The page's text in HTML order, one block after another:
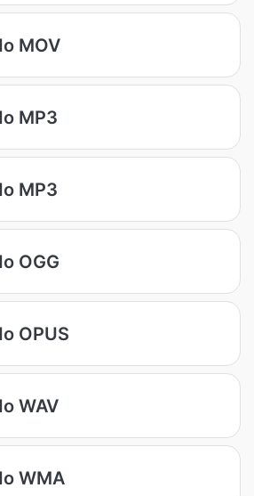
MOV
MP3
MP3
OGG
OPUS
WAV
WMA